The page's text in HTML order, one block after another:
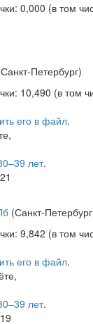
0,000 (в том
Петербург)
10,490 (в том
его в файл.
лет.
(Санкт-
9,842 (в том
его в файл.
лет.